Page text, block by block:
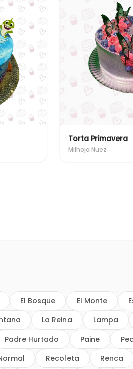
Torta Primavera
Milhoja Nuez
El Bosque El Monte
La Reina Lampa
Padre Hurtado Paine
Recoleta Renca